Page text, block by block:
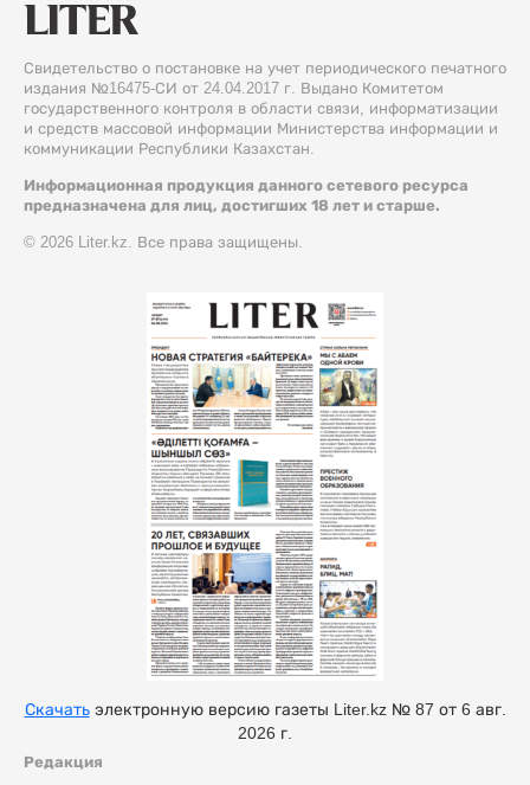
Свидетельство о постановке на учет периодического печатного
издания №16475-СИ от 24.04.2017 г. Выдано Комитетом
государственного контроля в области связи, информатизации
и средств массовой информации Министерства информации и
коммуникации Республики Казахстан.
Информационная продукция данного сетевого ресурса
предназначена для лиц, достигших 18 лет и старше.
© 2026 Liter.kz. Все права защищены.
Редакция
Скачатьэлектронную версию газеты Liter.kz № 87 от 6 авг.
2026 г.